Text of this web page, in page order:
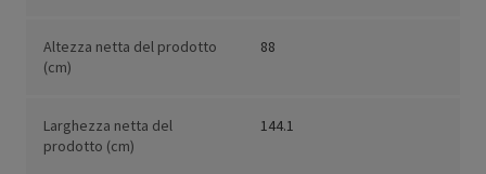
Altezza netta del prodotto
(cm)
88
Larghezza netta del
prodotto (cm)
144.1